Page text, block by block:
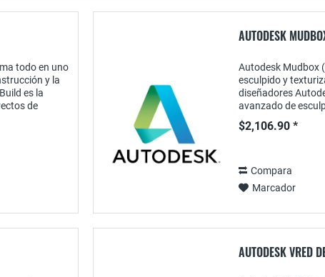
todo en uno
y la
es la
de
AUTODESK
Autodesk Mudbox
esculpido y
diseñadores
avanzado de
específicamente
desean...
$2,106.90 *
Compara
Marcador
AUTODESK VRED